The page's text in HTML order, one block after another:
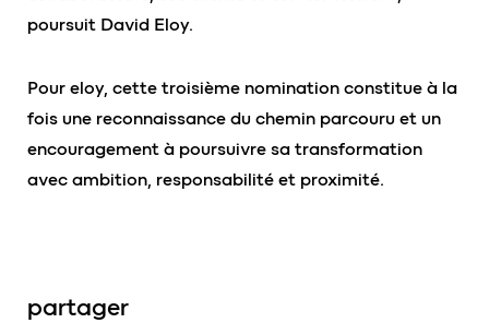
poursuit David Eloy.
Pour eloy, cette troisième nomination constitue à la
fois une reconnaissance du chemin parcouru et un
encouragement à poursuivre sa transformation
avec ambition, responsabilité et proximité.
partager